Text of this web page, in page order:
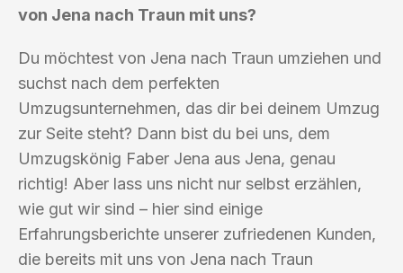
von Jena nach Traun mit uns?
Du möchtest von Jena nach Traun umziehen und
suchst nach dem perfekten
Umzugsunternehmen, das dir bei deinem Umzug
zur Seite steht? Dann bist du bei uns, dem
Umzugskönig Faber Jena aus Jena, genau
richtig! Aber lass uns nicht nur selbst erzählen,
wie gut wir sind – hier sind einige
Erfahrungsberichte unserer zufriedenen Kunden,
die bereits mit uns von Jena nach Traun